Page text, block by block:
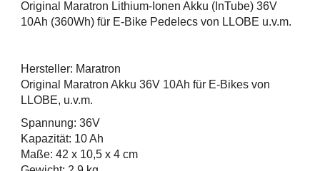
Original Maratron Lithium-Ionen Akku (InTube) 36V
10Ah (360Wh) für E-Bike Pedelecs von LLOBE u.v.m.
Hersteller: Maratron
Original Maratron Akku 36V 10Ah für E-Bikes von
LLOBE, u.v.m.
Spannung: 36V
Kapazität: 10 Ah
Maße: 42 x 10,5 x 4 cm